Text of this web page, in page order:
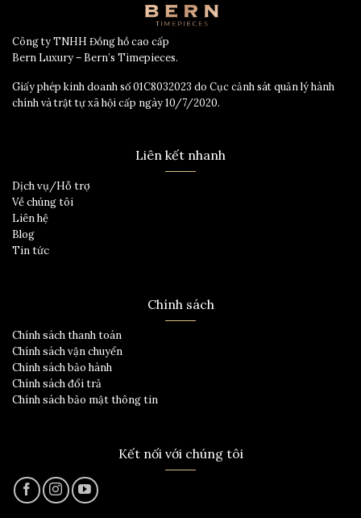
Công ty TNHH Đồng hồ cao cấp
Bern Luxury – Bern’s Timepieces.
Giấy phép kinh doanh số 01C8032023 do Cục cảnh sát quản lý hành
chính và trật tự xã hội cấp ngày 10/7/2020.
Liên kết nhanh
Dịch vụ/Hỗ trợ
Về chúng tôi
Liên hệ
Blog
Tin tức
Chính sách
Chính sách thanh toán
Chính sách vận chuyển
Chính sách bảo hành
Chính sách đổi trả
Chính sách bảo mật thông tin
Kết nối với chúng tôi